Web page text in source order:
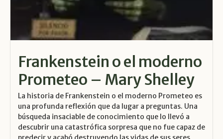
Frankenstein o el moderno
Prometeo – Mary Shelley
La historia de Frankenstein o el moderno Prometeo es
una profunda reflexión que da lugar a preguntas. Una
búsqueda insaciable de conocimiento que lo llevó a
descubrir una catastrófica sorpresa que no fue capaz de